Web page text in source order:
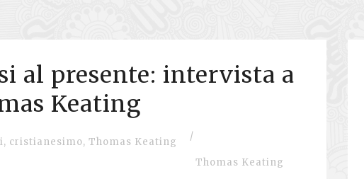
al presente: intervista a
Keating
, cristianesimo, Thomas Keating /
Thomas Keating